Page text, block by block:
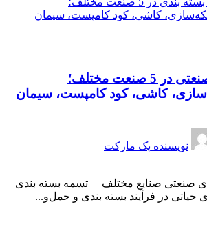
تسمه بسته بندی صنعتی در 5 صنعت مختلف؛
کاشی، کود کامپست، سیمان
نویسنده پک مارکت
صنعتی صنایع مختلف تسمه بسته بندی
حیاتی در فرآیند بسته‌ بندی و حمل‌و...